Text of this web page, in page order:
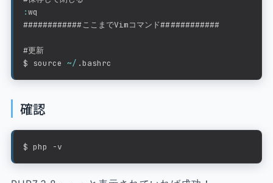
:wq
############ここまでVimコマンド############
#更新
$ source ~/ .bashrc
確認
$ php -v